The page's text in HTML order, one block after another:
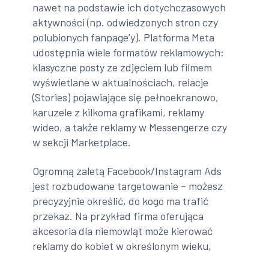
nawet na podstawie ich dotychczasowych
aktywności (np. odwiedzonych stron czy
polubionych fanpage’y). Platforma Meta
udostępnia wiele formatów reklamowych:
klasyczne posty ze zdjęciem lub filmem
wyświetlane w aktualnościach, relacje
(Stories) pojawiające się pełnoekranowo,
karuzele z kilkoma grafikami, reklamy
wideo, a także reklamy w Messengerze czy
w sekcji Marketplace.
Ogromną zaletą Facebook/Instagram Ads
jest rozbudowane targetowanie – możesz
precyzyjnie określić, do kogo ma trafić
przekaz. Na przykład firma oferująca
akcesoria dla niemowląt może kierować
reklamy do kobiet w określonym wieku,